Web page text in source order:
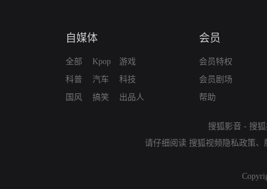
自媒体
全部
科普
国风
Kpop
汽车
搞笑
游戏
科技
出品人
会员
会员特权
会员剧场
帮助
搜狐影音 - 搜
请仔细阅读 搜狐视频隐私政策、